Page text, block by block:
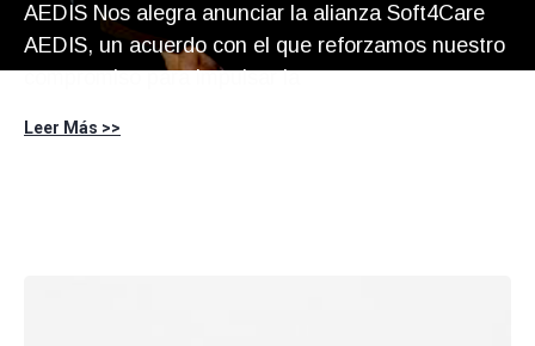
AEDIS Nos alegra anunciar la alianza Soft4Care
AEDIS, un acuerdo con el que reforzamos nuestro
compromiso para impulsar la
Leer Más >>